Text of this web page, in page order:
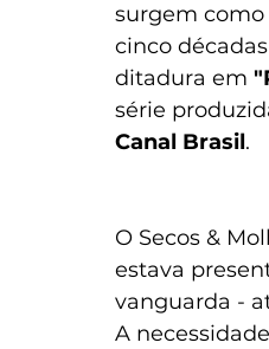
surgem como
cinco
ditadura em
série
Canal Brasil.
O Secos &
estava
vanguarda -
A